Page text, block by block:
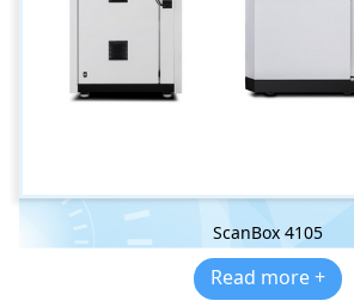
ScanBox 4105
Read more +